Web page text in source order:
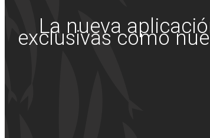
La nueva
exclusivas como